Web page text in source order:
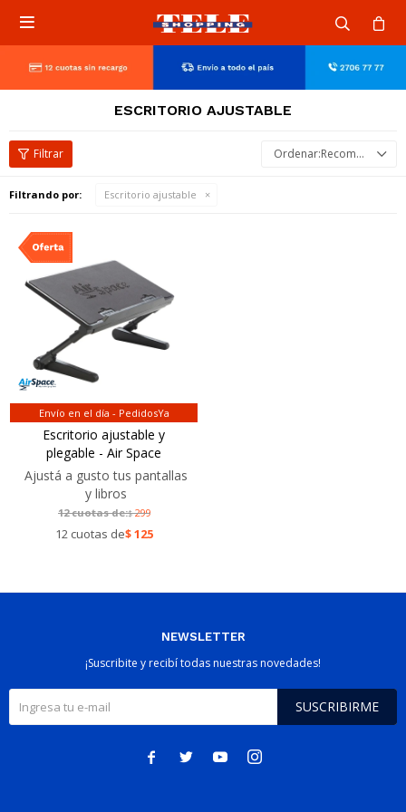

ESCRITORIO AJUSTABLE
Recomendados
Filtrando por: Escritorio ajustable
Envío en el día - PedidosYa
Escritorio ajustable y
plegable - Air Space
Ajustá a gusto tus pantallas
y libros
12 cuotas de:$299
12 cuotas de$125
NEWSLETTER
¡Suscribite y recibí todas nuestras novedades!
SUSCRIBIRME
   